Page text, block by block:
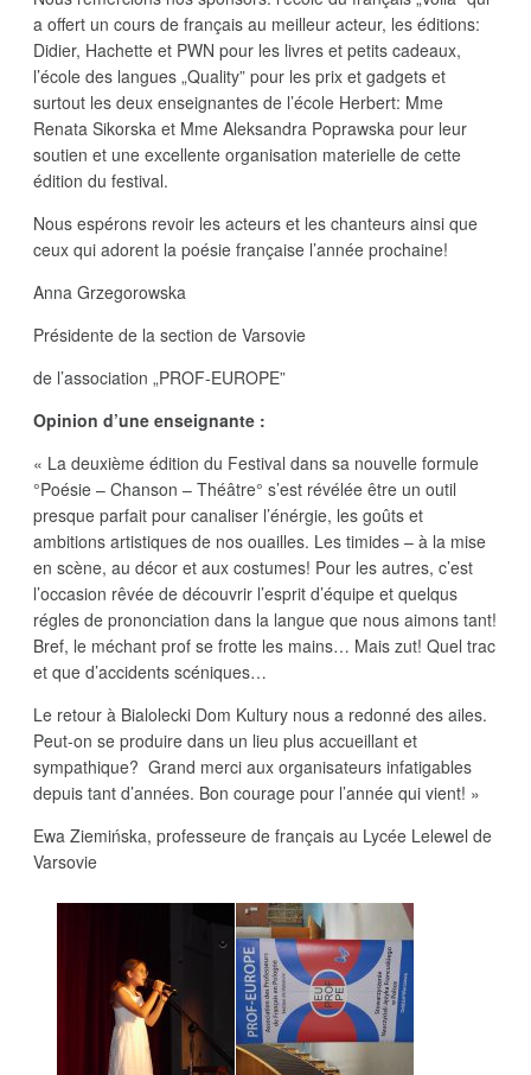
a offert un cours de français au meilleur acteur, les éditions:
Didier, Hachette et PWN pour les livres et petits cadeaux,
l’école des langues „Quality” pour les prix et gadgets et
surtout les deux enseignantes de l’école Herbert: Mme
Renata Sikorska et Mme Aleksandra Poprawska pour leur
soutien et une excellente organisation materielle de cette
édition du festival.
Nous espérons revoir les acteurs et les chanteurs ainsi que
ceux qui adorent la poésie française l’année prochaine!
Anna Grzegorowska
Présidente de la section de Varsovie
de l’association „PROF-EUROPE”
Opinion d’une enseignante :
« La deuxième édition du Festival dans sa nouvelle formule
°Poésie – Chanson – Théâtre° s’est révélée être un outil
presque parfait pour canaliser l’énérgie, les goûts et
ambitions artistiques de nos ouailles. Les timides – à la mise
en scène, au décor et aux costumes! Pour les autres, c’est
l’occasion rêvée de découvrir l’esprit d’équipe et quelqus
régles de prononciation dans la langue que nous aimons tant!
Bref, le méchant prof se frotte les mains… Mais zut! Quel trac
et que d’accidents scéniques…
Le retour à Bialolecki Dom Kultury nous a redonné des ailes.
Peut-on se produire dans un lieu plus accueillant et
sympathique? Grand merci aux organisateurs infatigables
depuis tant d’années. Bon courage pour l’année qui vient! »
Ewa Ziemińska, professeure de français au Lycée Lelewel de
Varsovie